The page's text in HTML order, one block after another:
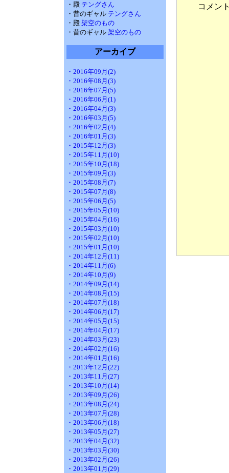
・殿 テングさん
・昔のギャル テングさん
・殿 架空のもの
・昔のギャル 架空のもの
アーカイブ
・2016年09月(2)
・2016年08月(3)
・2016年07月(5)
・2016年06月(1)
・2016年04月(3)
・2016年03月(5)
・2016年02月(4)
・2016年01月(3)
・2015年12月(3)
・2015年11月(10)
・2015年10月(18)
・2015年09月(3)
・2015年08月(7)
・2015年07月(8)
・2015年06月(5)
・2015年05月(10)
・2015年04月(16)
・2015年03月(10)
・2015年02月(10)
・2015年01月(10)
・2014年12月(11)
・2014年11月(6)
・2014年10月(9)
・2014年09月(14)
・2014年08月(15)
・2014年07月(18)
・2014年06月(17)
・2014年05月(15)
・2014年04月(17)
・2014年03月(23)
・2014年02月(16)
・2014年01月(16)
・2013年12月(22)
・2013年11月(27)
・2013年10月(14)
・2013年09月(26)
・2013年08月(24)
・2013年07月(28)
・2013年06月(18)
・2013年05月(27)
・2013年04月(32)
・2013年03月(30)
・2013年02月(26)
・2013年01月(29)
コメン